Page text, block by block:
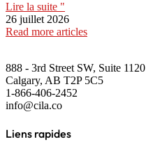
Lire la suite "
26 juillet 2026
Read more articles
888 - 3rd Street SW, Suite 1120
Calgary, AB T2P 5C5
1-866-406-2452
info@cila.co
Liens rapides